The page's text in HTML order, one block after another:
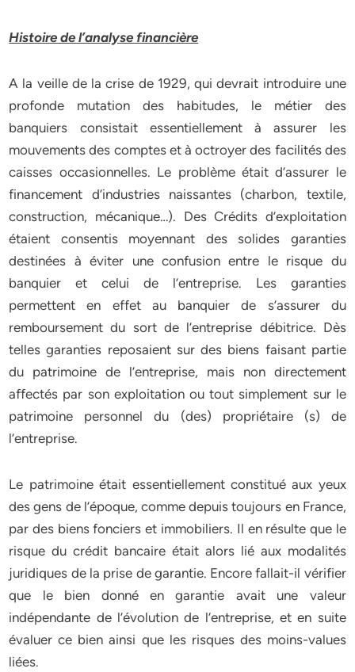
Histoire de l’analyse financière
A la veille de la crise de 1929, qui devrait introduire une
profonde mutation des habitudes, le métier des
banquiers consistait essentiellement à assurer les
mouvements des comptes et à octroyer des facilités des
caisses occasionnelles. Le problème était d’assurer le
financement d’industries naissantes (charbon, textile,
construction, mécanique…). Des Crédits d’exploitation
étaient consentis moyennant des solides garanties
destinées à éviter une confusion entre le risque du
banquier et celui de l’entreprise. Les garanties
permettent en effet au banquier de s’assurer du
remboursement du sort de l’entreprise débitrice. Dès
telles garanties reposaient sur des biens faisant partie
du patrimoine de l’entreprise, mais non directement
affectés par son exploitation ou tout simplement sur le
patrimoine personnel du (des) propriétaire (s) de
l’entreprise.
Le patrimoine était essentiellement constitué aux yeux
des gens de l’époque, comme depuis toujours en France,
par des biens fonciers et immobiliers. Il en résulte que le
risque du crédit bancaire était alors lié aux modalités
juridiques de la prise de garantie. Encore fallait-il vérifier
que le bien donné en garantie avait une valeur
indépendante de l’évolution de l’entreprise, et en suite
évaluer ce bien ainsi que les risques des moins-values
liées.